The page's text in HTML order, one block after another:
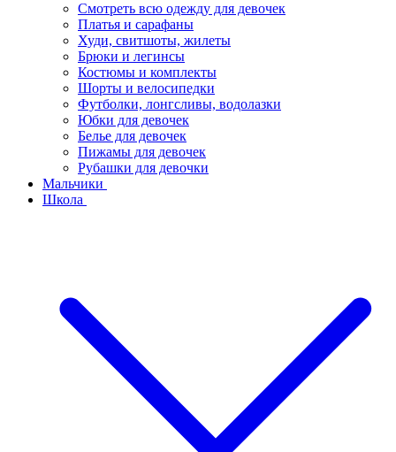
Смотреть всю одежду для девочек
Платья и сарафаны
Худи, свитшоты, жилеты
Брюки и легинсы
Костюмы и комплекты
Шорты и велосипедки
Футболки, лонгсливы, водолазки
Юбки для девочек
Белье для девочек
Пижамы для девочек
Рубашки для девочки
Мальчики
Школа